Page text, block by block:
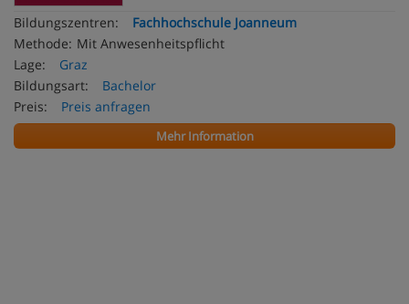
Bildungszentren:
Fachhochschule Joanneum
Methode: Mit Anwesenheitspflicht
Lage:
Graz
Bildungsart:
Bachelor
Preis:
Preis anfragen
Mehr Information